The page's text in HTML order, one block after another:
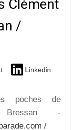
Clément
/
Linkedin
poches de
Bressan -
/